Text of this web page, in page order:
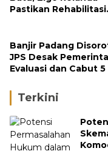
Pastikan Rehabilitasi
Banjir Padang
JPS Desak
Evaluasi dan Cabut 5
Terkini